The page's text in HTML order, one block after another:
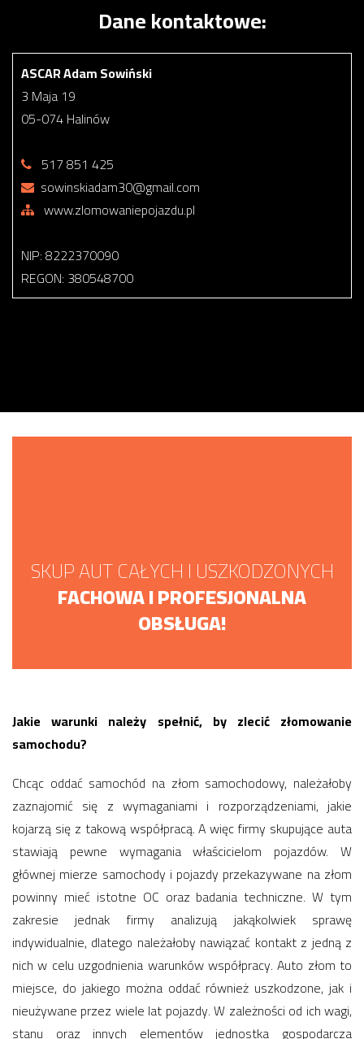
Dane kontaktowe:
ASCAR Adam Sowiński
3 Maja 19
05-074 Halinów
517 851 425
sowinskiadam30@gmail.com
www.zlomowaniepojazdu.pl
NIP: 8222370090
REGON: 380548700
SKUP AUT CAŁYCH I USZKODZONYCH
FACHOWA I PROFESJONALNA
OBSŁUGA!
Jakie warunki należy spełnić, by zlecić złomowanie
samochodu?
Chcąc oddać samochód na złom samochodowy, należałoby
zaznajomić się z wymaganiami i rozporządzeniami, jakie
kojarzą się z takową współpracą. A więc firmy skupujące auta
stawiają pewne wymagania właścicielom pojazdów. W
głównej mierze samochody i pojazdy przekazywane na złom
powinny mieć istotne OC oraz badania techniczne. W tym
zakresie jednak firmy analizują jakąkolwiek sprawę
indywidualnie, dlatego należałoby nawiązać kontakt z jedną z
nich w celu uzgodnienia warunków współpracy. Auto złom to
miejsce, do jakiego można oddać również uszkodzone, jak i
nieużywane przez wiele lat pojazdy. W zależności od ich wagi,
stanu oraz innych elementów jednostka gospodarcza